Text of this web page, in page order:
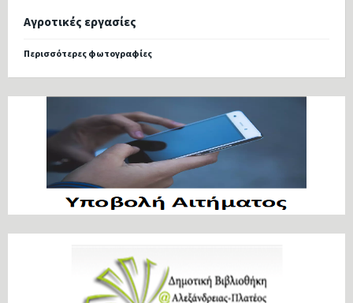
Αγροτικές εργασίες
Περισσότερες φωτογραφίες